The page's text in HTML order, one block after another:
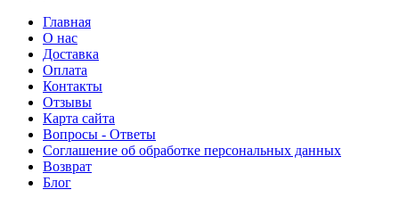
Главная
О нас
Доставка
Оплата
Контакты
Отзывы
Карта сайта
Вопросы - Ответы
Соглашение об обработке персональных данных
Возврат
Блог